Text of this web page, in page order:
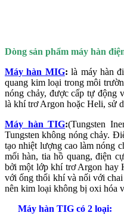
Dòng sản phẩm máy hàn
Máy hàn MIG: là máy hàn
quang kim loại trong môi
nóng chảy, được cấp tự động
là khí trơ Argon hoặc Heli, sử
Máy hàn TIG:(Tungsten
Tungsten không nóng chảy.
tạo nhiệt lượng cao làm nóng
mối hàn, tia hồ quang, điện
bởi một lớp khí trơ Argon hay
với ống thổi khí và nối với
nên kim loại không bị oxi hóa
Máy hàn TIG có 2 loại: